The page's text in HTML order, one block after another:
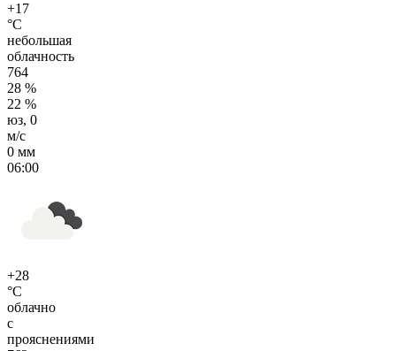
+17
°C
небольшая
облачность
764
28 %
22 %
юз, 0
м/с
0 мм
06:00
+28
°C
облачно
с
прояснениями